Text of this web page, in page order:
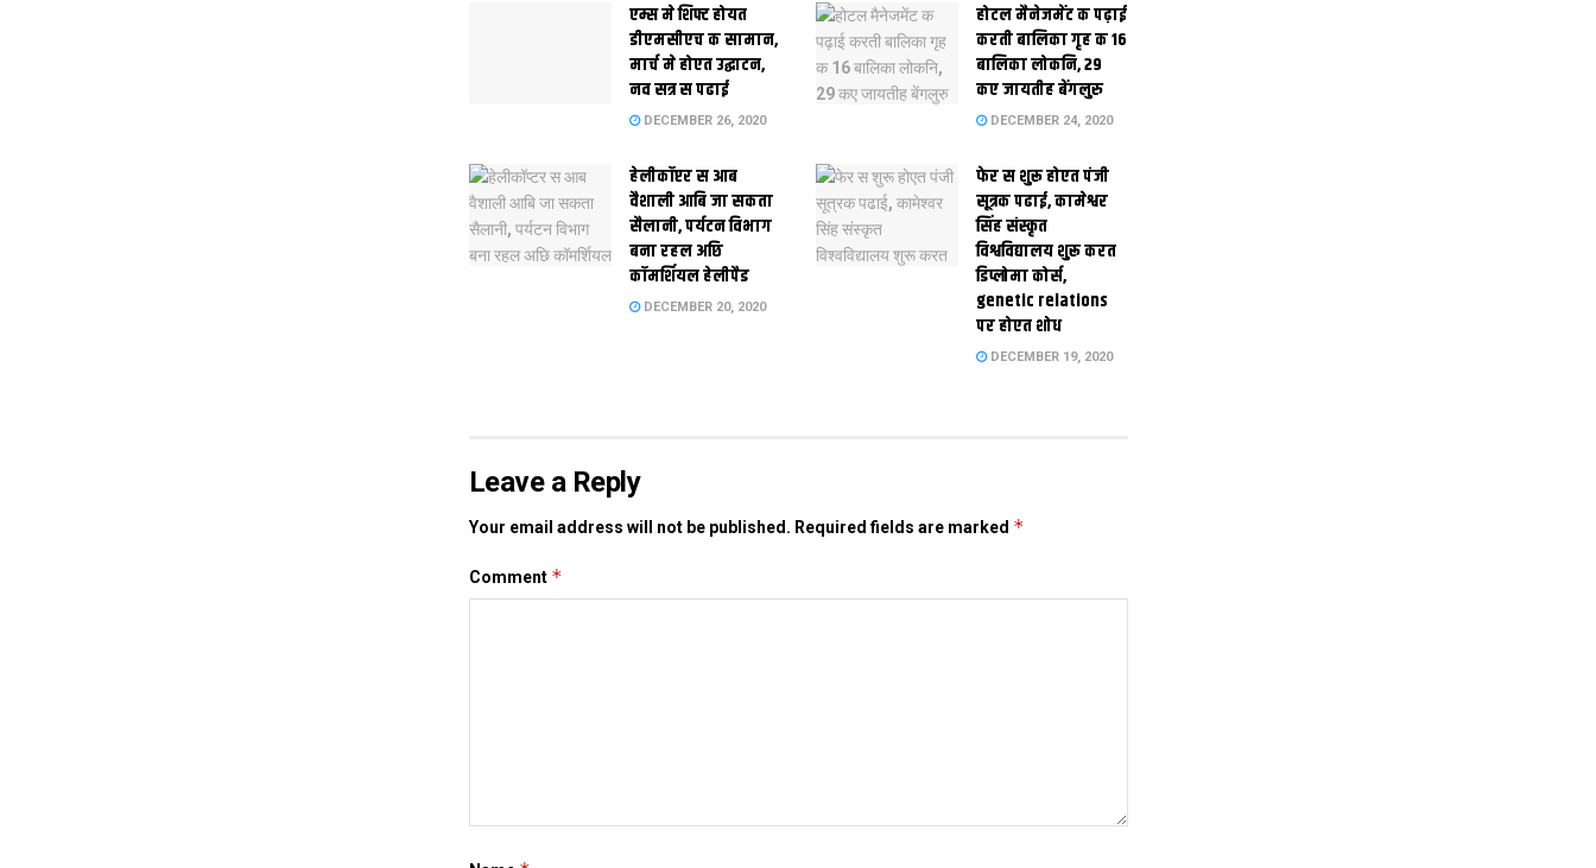
एम्स मे शिफ्ट होयत
डीएमसीएच क सामान,
मार्च मे होएत उद्घाटन,
नव सत्र स पढाई
DECEMBER 26, 2020
होटल मैनेजमेंट क पढ़ाई
करती बालिका गृह क 16
बालिका लोकनि, 29
कए जायतीह बेंगलुरु
DECEMBER 24, 2020
हेलीकॉप्टर स आब
वैशाली आबि जा सकता
सैलानी, पर्यटन विभाग
बना रहल अछि
कॉमर्शियल हेलीपैड
DECEMBER 20, 2020
फेर स शुरू होएत पंजी
सूत्रक पढाई, कामेश्वर
सिंह संस्कृत
विश्वविद्यालय शुरू करत
डिप्लोमा कोर्स,
genetic relations
पर होएत शोध
DECEMBER 19, 2020
Leave a Reply
Your email address will not be published. Required fields are marked *
Comment *